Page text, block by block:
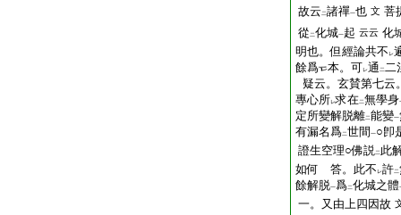
故云 二諸禪一也 文 菩
從 二化城一起 云云 化
明也。但經論共不 レ
餘爲
本。可レ通 二二
疑云。玄賛第七云
專心所レ求在二無學身
定所變解脱離二能變一
有漏名爲二世間 一○卽
證生空理○佛説二 此
如何 答。此不 レ許二
餘解脱一爲二化城之體
一。又由上四因故